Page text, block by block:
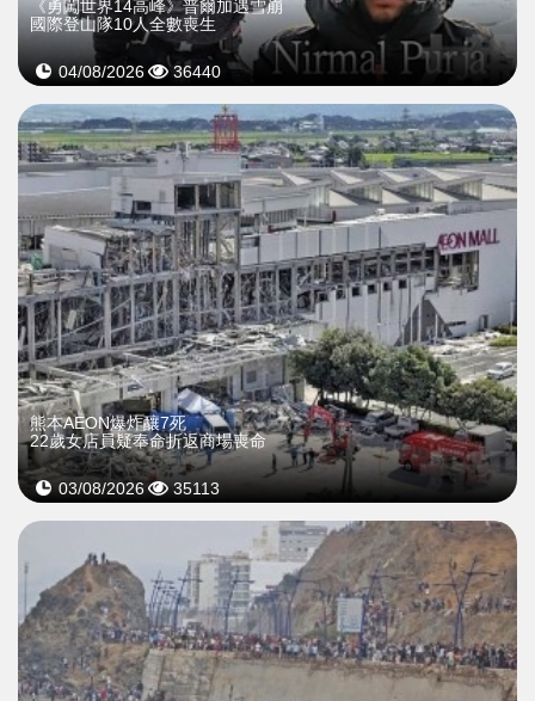
《勇闖世界14高峰》普爾加遇雪崩
國際登山隊10人全數喪生
04/08/2026 36440
熊本AEON爆炸釀7死
22歲女店員疑奉命折返商場喪命
03/08/2026 35113